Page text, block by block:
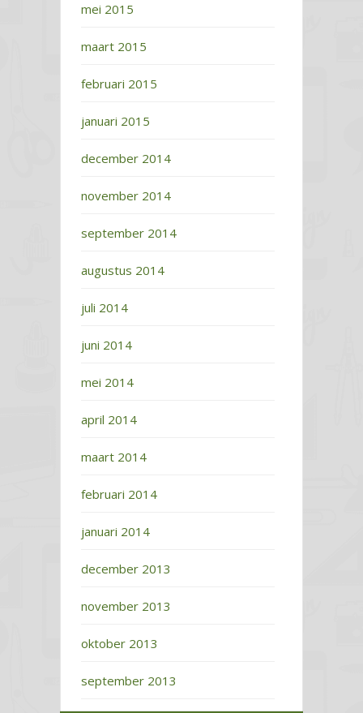
mei 2015
maart 2015
februari 2015
januari 2015
december 2014
november 2014
september 2014
augustus 2014
juli 2014
juni 2014
mei 2014
april 2014
maart 2014
februari 2014
januari 2014
december 2013
november 2013
oktober 2013
september 2013